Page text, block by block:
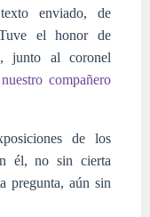
enviado, de
el honor de
junto al coronel
compañero
de los
él, no sin cierta
pregunta, aún sin